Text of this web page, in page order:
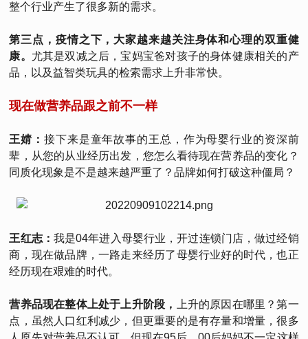
整个行业产生了很多新的需求。
第三点，疫情之下，大家越来越关注身体和心理的双重健
康。 尤其是双减之后，宝妈宝爸对孩子的身体健康相关的产
品，以及益智类玩具的检索需求上升非常快。
现在做营养品跟之前不一样
王婧：接下来是童年故事的王总，作为母婴行业的资深前
辈，从您的从业经历出发，您怎么看待现在营养品的变化？
同质化现象是不是越来越严重了？品牌如何打破这种僵局？
王红志： 我是04年进入母婴行业，开过连锁门店，做过经销
商，现在做品牌，一路走来经历了母婴行业好的时代，也正
经历现在艰难的时代。
营养品现在整体上处于上升阶段，
上升的原因在哪里？第一
点，虽然人口红利减少，但更重要的是有存量和增量，很多